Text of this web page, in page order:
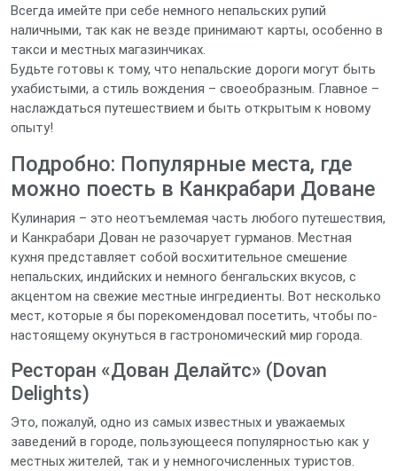
Всегда имейте при себе немного непальских рупий
наличными, так как не везде принимают карты, особенно в
такси и местных магазинчиках.
Будьте готовы к тому, что непальские дороги могут быть
ухабистыми, а стиль вождения – своеобразным. Главное –
наслаждаться путешествием и быть открытым к новому
опыту!
Подробно: Популярные места, где
можно поесть в Канкрабари Доване
Кулинария – это неотъемлемая часть любого путешествия,
и Канкрабари Дован не разочарует гурманов. Местная
кухня представляет собой восхитительное смешение
непальских, индийских и немного бенгальских вкусов, с
акцентом на свежие местные ингредиенты. Вот несколько
мест, которые я бы порекомендовал посетить, чтобы по-
настоящему окунуться в гастрономический мир города.
Ресторан «Дован Делайтс» (Dovan
Delights)
Это, пожалуй, одно из самых известных и уважаемых
заведений в городе, пользующееся популярностью как у
местных жителей, так и у немногочисленных туристов.